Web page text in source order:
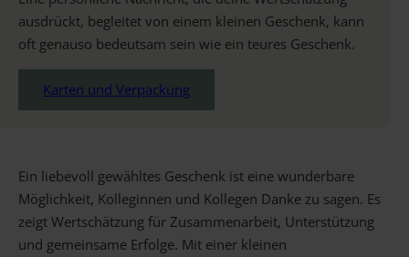
ausdrückt, begleitet von einem kleinen Geschenk, kann
oft genauso bedeutsam sein wie ein teures Geschenk.
Karten und Verpackung
Ein liebevoll gewähltes Geschenk ist eine wunderbare
Möglichkeit, Kolleginnen und Kollegen Danke zu sagen. Es
zeigt Wertschätzung für Zusammenarbeit, Unterstützung
und gemeinsame Erfolge. Mit einer kleinen